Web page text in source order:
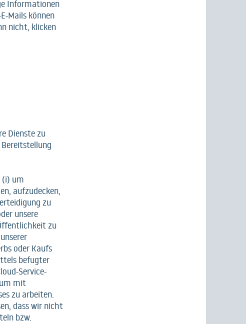
Informationen
Mails können
nicht, klicken
Dienste zu
(i) um
aufzudecken,
zu
unsere
zu
oder Kaufs
befugter
Service-
mit
zu arbeiten.
dass wir nicht
bzw.